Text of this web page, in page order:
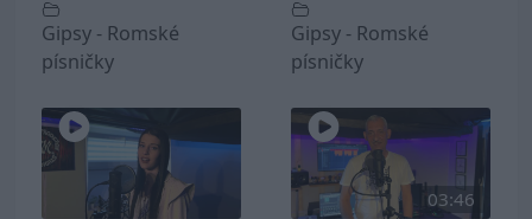
Gipsy - Romské
písničky
Gipsy - Romské
písničky
03:46